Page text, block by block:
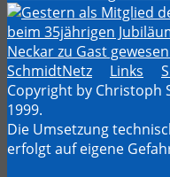
SchmidtNetz Links
Copyright by
1999.
Die Umsetzung
erfolgt auf eigene